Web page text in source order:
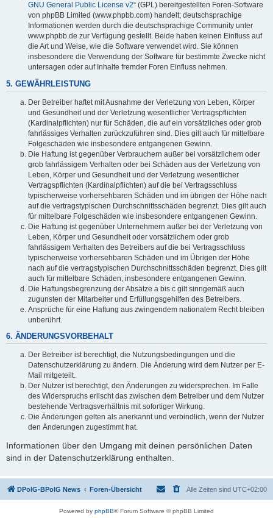
GNU General Public License v2“ (GPL) bereitgestellten Foren-Software
von phpBB Limited (www.phpbb.com) handelt; deutschsprachige
Informationen werden durch die deutschsprachige Community unter
www.phpbb.de zur Verfügung gestellt. Beide haben keinen Einfluss auf
die Art und Weise, wie die Software verwendet wird. Sie können
insbesondere die Verwendung der Software für bestimmte Zwecke nicht
untersagen oder auf Inhalte fremder Foren Einfluss nehmen.
5. GEWÄHRLEISTUNG
Der Betreiber haftet mit Ausnahme der Verletzung von Leben, Körper
und Gesundheit und der Verletzung wesentlicher Vertragspflichten
(Kardinalpflichten) nur für Schäden, die auf ein vorsätzliches oder grob
fahrlässiges Verhalten zurückzuführen sind. Dies gilt auch für mittelbare
Folgeschäden wie insbesondere entgangenen Gewinn.
Die Haftung ist gegenüber Verbrauchern außer bei vorsätzlichem oder
grob fahrlässigem Verhalten oder bei Schäden aus der Verletzung von
Leben, Körper und Gesundheit und der Verletzung wesentlicher
Vertragspflichten (Kardinalpflichten) auf die bei Vertragsschluss
typischerweise vorhersehbaren Schäden und im übrigen der Höhe nach
auf die vertragstypischen Durchschnittsschäden begrenzt. Dies gilt auch
für mittelbare Folgeschäden wie insbesondere entgangenen Gewinn.
Die Haftung ist gegenüber Unternehmern außer bei der Verletzung von
Leben, Körper und Gesundheit oder vorsätzlichem oder grob
fahrlässigem Verhalten des Betreibers auf die bei Vertragsschluss
typischerweise vorhersehbaren Schäden und im Übrigen der Höhe
nach auf die vertragstypischen Durchschnittsschäden begrenzt. Dies gilt
auch für mittelbare Schäden, insbesondere entgangenen Gewinn.
Die Haftungsbegrenzung der Absätze a bis c gilt sinngemäß auch
zugunsten der Mitarbeiter und Erfüllungsgehilfen des Betreibers.
Ansprüche für eine Haftung aus zwingendem nationalem Recht bleiben
unberührt.
6. ÄNDERUNGSVORBEHALT
Der Betreiber ist berechtigt, die Nutzungsbedingungen und die
Datenschutzerklärung zu ändern. Die Änderung wird dem Nutzer per E-
Mail mitgeteilt.
Der Nutzer ist berechtigt, den Änderungen zu widersprechen. Im Falle
des Widerspruchs erlischt das zwischen dem Betreiber und dem Nutzer
bestehende Vertragsverhältnis mit sofortiger Wirkung.
Die Änderungen gelten als anerkannt und verbindlich, wenn der Nutzer
den Änderungen zugestimmt hat.
Informationen über den Umgang mit deinen persönlichen Daten
sind in der Datenschutzerklärung enthalten.
DPolG-BPolG News Foren-Übersicht Alle Zeiten sind UTC+02:00
Powered by phpBB® Forum Software © phpBB Limited